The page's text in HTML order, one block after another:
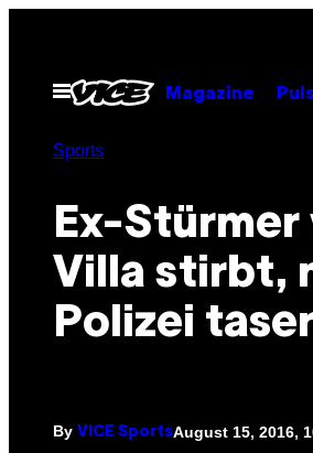
contentOpen
Menu
Magazine
Sports
Ex-
Villa stirbt,
Polizei
By VICE SportsAugust 15, 2016,